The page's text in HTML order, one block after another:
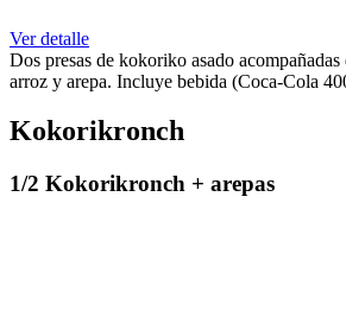
Ver detalle
Dos presas de kokoriko asado
arroz y arepa. Incluye bebida (Coca-Cola
Kokorikronch
1/2 Kokorikronch + arepas